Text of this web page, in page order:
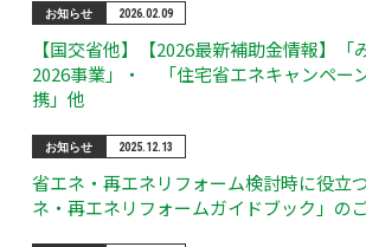
お知らせ 2026.02.09
【国交省他】【2026最新補助金情報】「
2026事業」・ 「住宅省エネキャンペー
携」他
お知らせ 2025.12.13
省エネ・再エネリフォーム検討時に役立
ネ・再エネリフォームガイドブック」の